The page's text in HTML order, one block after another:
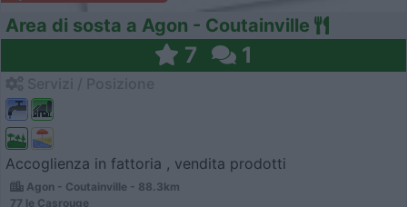
Area di sosta a Agon - Coutainville
7 1
Accoglienza in fattoria , vendita prodotti
Agon - Coutainville - 88.3km
77 le Casrouge